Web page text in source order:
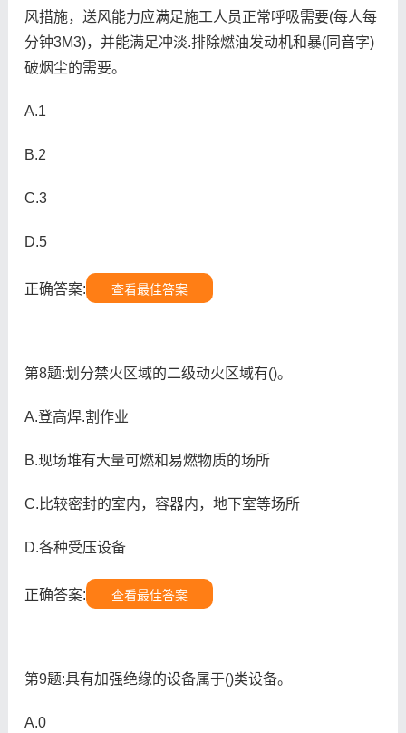
风措施，送风能力应满足施工人员正常呼吸需要(每人每
分钟3M3)，并能满足冲淡.排除燃油发动机和暴(同音字)
破烟尘的需要。
A.1
B.2
C.3
D.5
正确答案: 查看最佳答案
第8题:划分禁火区域的二级动火区域有()。
A.登高焊.割作业
B.现场堆有大量可燃和易燃物质的场所
C.比较密封的室内，容器内，地下室等场所
D.各种受压设备
正确答案: 查看最佳答案
第9题:具有加强绝缘的设备属于()类设备。
A.0